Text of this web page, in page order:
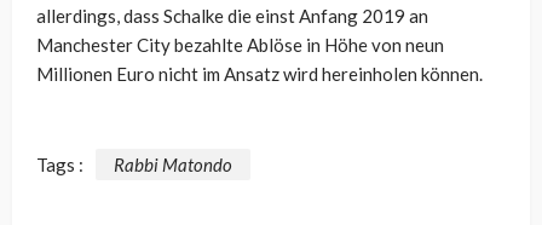
allerdings, dass Schalke die einst Anfang 2019 an
Manchester City bezahlte Ablöse in Höhe von neun
Millionen Euro nicht im Ansatz wird hereinholen können.
Tags : Rabbi Matondo